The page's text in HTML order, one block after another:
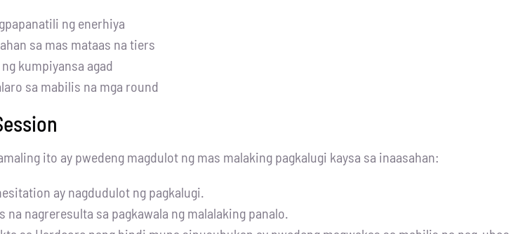
ng enerhiya
sa mas mataas na tiers
kumpiyansa agad
sa mabilis na mga round
ito ay pwedeng magdulot ng mas malaking pagkalugi kaysa sa inaasahan:
ay nagdudulot ng pagkalugi.
nagreresulta sa pagkawala ng malalaking panalo.